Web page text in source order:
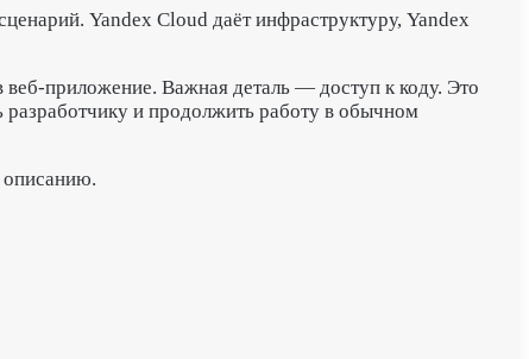
Yandex Cloud даёт инфраструктуру, Yandex
веб-приложение. Важная деталь — доступ к коду. Это
разработчику и продолжить работу в обычном
описанию.